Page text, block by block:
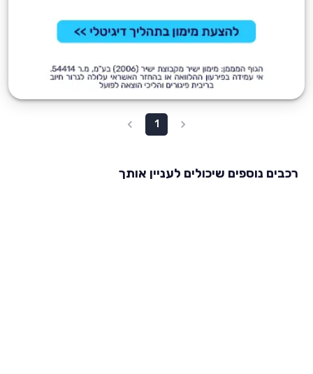
1
רכבים נוספים שיכולים לעניין אותך